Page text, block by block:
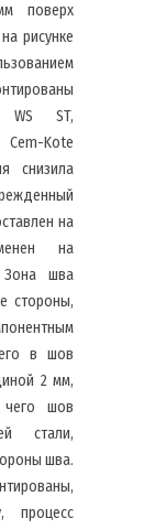
поверх
рисунке
WS ST,
Kote
снизила
на
на
Зона шва
стороны,
в шов
2 мм,
чего шов
стали,
шва.
процесс